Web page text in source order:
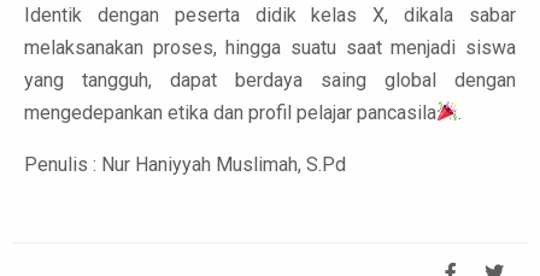
Identik dengan peserta didik kelas X, dikala sabar
melaksanakan proses, hingga suatu saat menjadi siswa
yang tangguh, dapat berdaya saing global dengan
mengedepankan etika dan profil pelajar pancasila
.
Penulis : Nur Haniyyah Muslimah, S.Pd